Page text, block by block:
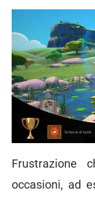
Frustrazione
occasioni, ad